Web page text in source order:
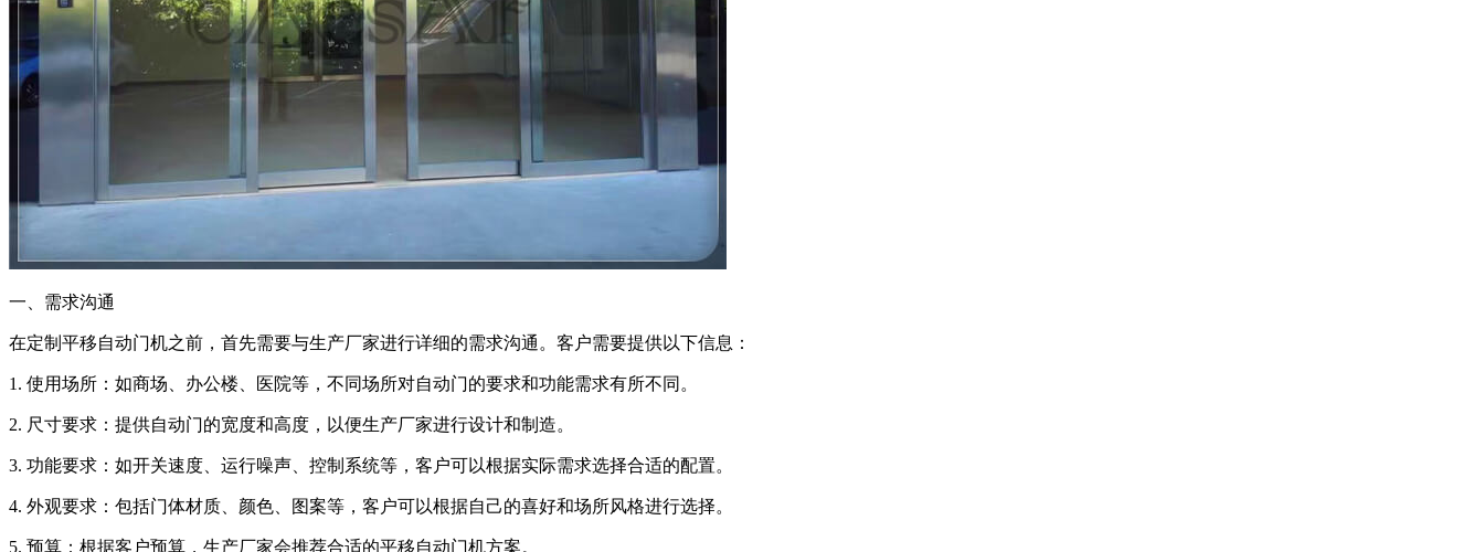
一、需求沟通
在定制平移自动门机之前，首先需要与生产厂家进行详细的需求沟通。客户需要提供以下信息：
1. 使用场所：如商场、办公楼、医院等，不同场所对自动门的要求和功能需求有所不同。
2. 尺寸要求：提供自动门的宽度和高度，以便生产厂家进行设计和制造。
3. 功能要求：如开关速度、运行噪声、控制系统等，客户可以根据实际需求选择合适的配置。
4. 外观要求：包括门体材质、颜色、图案等，客户可以根据自己的喜好和场所风格进行选择。
5. 预算：根据客户预算，生产厂家会推荐合适的平移自动门机方案。